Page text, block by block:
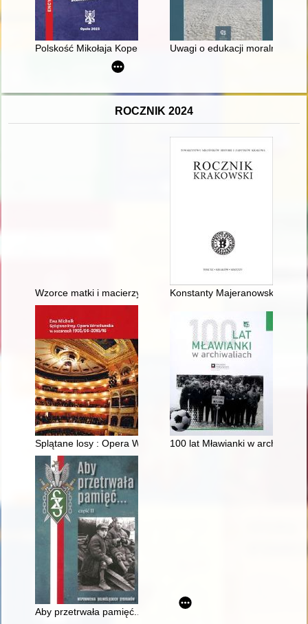
Polskość Mikołaja Kopernika z rodu ŚlązakaUwagi o edukacji moralnej
ROCZNIK 2024
Wzorce matki i macierzyństwa w świetle poznańskich
Konstanty Majeranowski
Splątane losy : Opera Wrocławska w sezonach 1995/96-2015/
100 lat Mławianki w
Aby przetrwała pamięć... Cz. 2,